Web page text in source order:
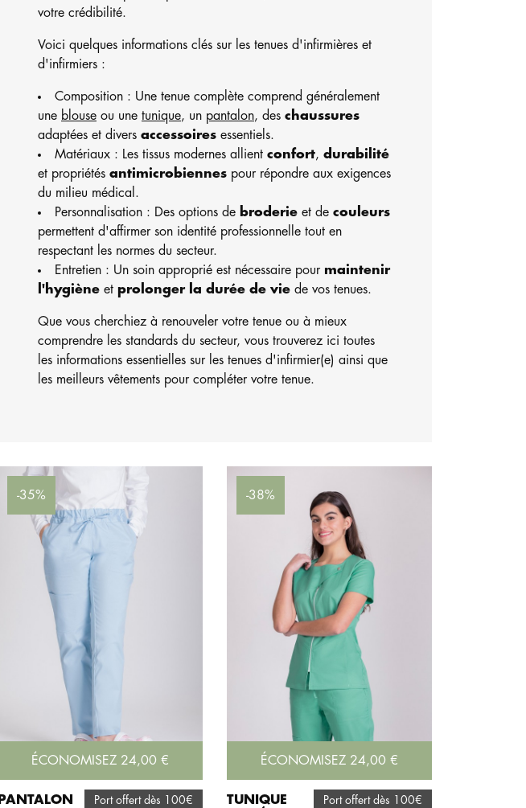
votre crédibilité.
Voici quelques informations clés sur les tenues d'infirmières et
d'infirmiers :
Composition : Une tenue complète comprend généralement
une blouse ou une tunique, un pantalon, des chaussures
adaptées et divers accessoires essentiels.
Matériaux : Les tissus modernes allient confort, durabilité
et propriétés antimicrobiennes pour répondre aux exigences
du milieu médical.
Personnalisation : Des options de broderie et de couleurs
permettent d'affirmer son identité professionnelle tout en
respectant les normes du secteur.
Entretien : Un soin approprié est nécessaire pour maintenir
l'hygiène et prolonger la durée de vie de vos tenues.
Que vous cherchiez à renouveler votre tenue ou à mieux
comprendre les standards du secteur, vous trouverez ici toutes
les informations essentielles sur les tenues d'infirmier(e) ainsi que
les meilleurs vêtements pour compléter votre tenue.
-35%
ÉCONOMISEZ 24,00 €
PANTALON
Port offert dès 100€
-38%
ÉCONOMISEZ 24,00 €
TUNIQUE
Port offert dès 100€